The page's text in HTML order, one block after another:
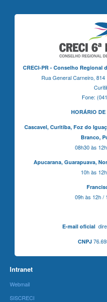
CRECI-PR - Conselho Regional
Rua General Carneiro,
Fone:
HORÁRIO DE
Cascavel, Curitiba,Foz do
Branco,
08h30 às
Apucarana, Guarapuava,
10h às
09h às 12h /
E-mail oficial
CNPJ
Intranet
Webmail
SISCRECI